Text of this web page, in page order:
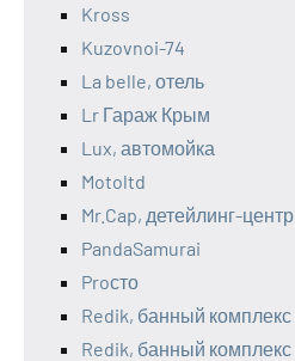
Kross
Kuzovnoi-74
La belle, отель
Lr Гараж Крым
Lux, автомойка
Motoltd
Mr.Cap, детейлинг-центр
PandaSamurai
Proсто
Redik, банный комплекс
Redik, банный комплекс